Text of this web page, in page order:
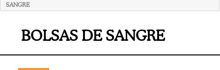
SANGRE
BOLSAS DE SANGRE